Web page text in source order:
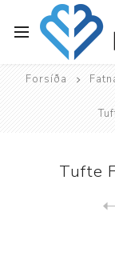
Forsíða
Tufte